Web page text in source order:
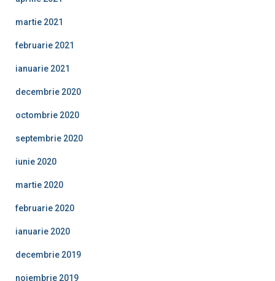
martie 2021
februarie 2021
ianuarie 2021
decembrie 2020
octombrie 2020
septembrie 2020
iunie 2020
martie 2020
februarie 2020
ianuarie 2020
decembrie 2019
noiembrie 2019